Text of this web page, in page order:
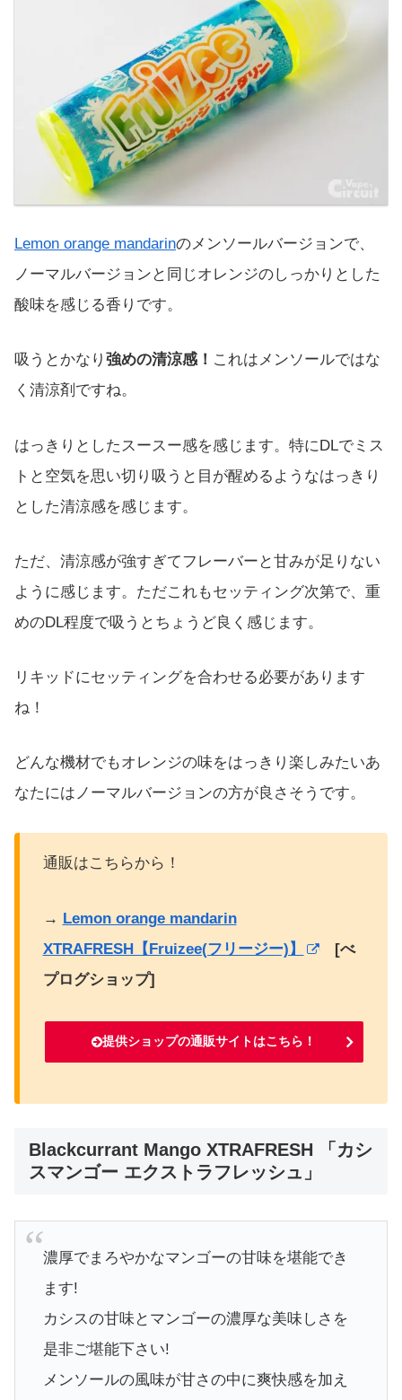
Lemon orange mandarinのメンソールバージョンで、
ノーマルバージョンと同じオレンジのしっかりとした
酸味を感じる香りです。
吸うとかなり 強めの清涼感！ これはメンソールではな
く清涼剤ですね。
はっきりとしたスースー感を感じます。特にDLでミス
トと空気を思い切り吸うと目が醒めるようなはっきり
とした清涼感を感じます。
ただ、清涼感が強すぎてフレーバーと甘みが足りない
ように感じます。ただこれもセッティング次第で、重
めのDL程度で吸うとちょうど良く感じます。
リキッドにセッティングを合わせる必要があります
ね！
どんな機材でもオレンジの味をはっきり楽しみたいあ
なたにはノーマルバージョンの方が良さそうです。
通販はこちらから！
→ Lemon orange mandarin
XTRAFRESH【Fruizee(フリージー)】
[べ
プログショップ]
提供ショップの通販サイトはこちら！
Blackcurrant Mango XTRAFRESH 「カシ
スマンゴー エクストラフレッシュ」
濃厚でまろやかなマンゴーの甘味を堪能でき
ます!
カシスの甘味とマンゴーの濃厚な美味しさを
是非ご堪能下さい!
メンソールの風味が甘さの中に爽快感を加え